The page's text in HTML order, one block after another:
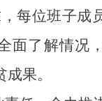
每位班子成
面了解情况
果。